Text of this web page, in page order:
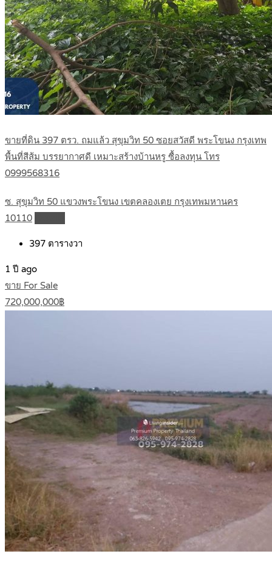
ขายที่ดิน 397 ตรว. ถมแล้ว สุขุมวิท 50 ซอยสวัสดี พระโขนง กรุงเทพ
พื้นที่สีส้ม บรรยากาศดี เหมาะสร้างบ้านหรู ซื้อลงทุน โทร
0999568316
ซ. สุขุมวิท 50 แขวงพระโขนง เขตคลองเตย กรุงเทพมหานคร
10110
397 ตารางวา
1 ปี ago
ขาย For Sale
720,000,000฿